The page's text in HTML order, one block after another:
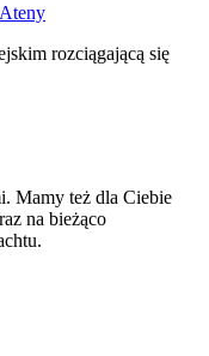
rozciągającą się
Mamy też dla Ciebie
na bieżąco